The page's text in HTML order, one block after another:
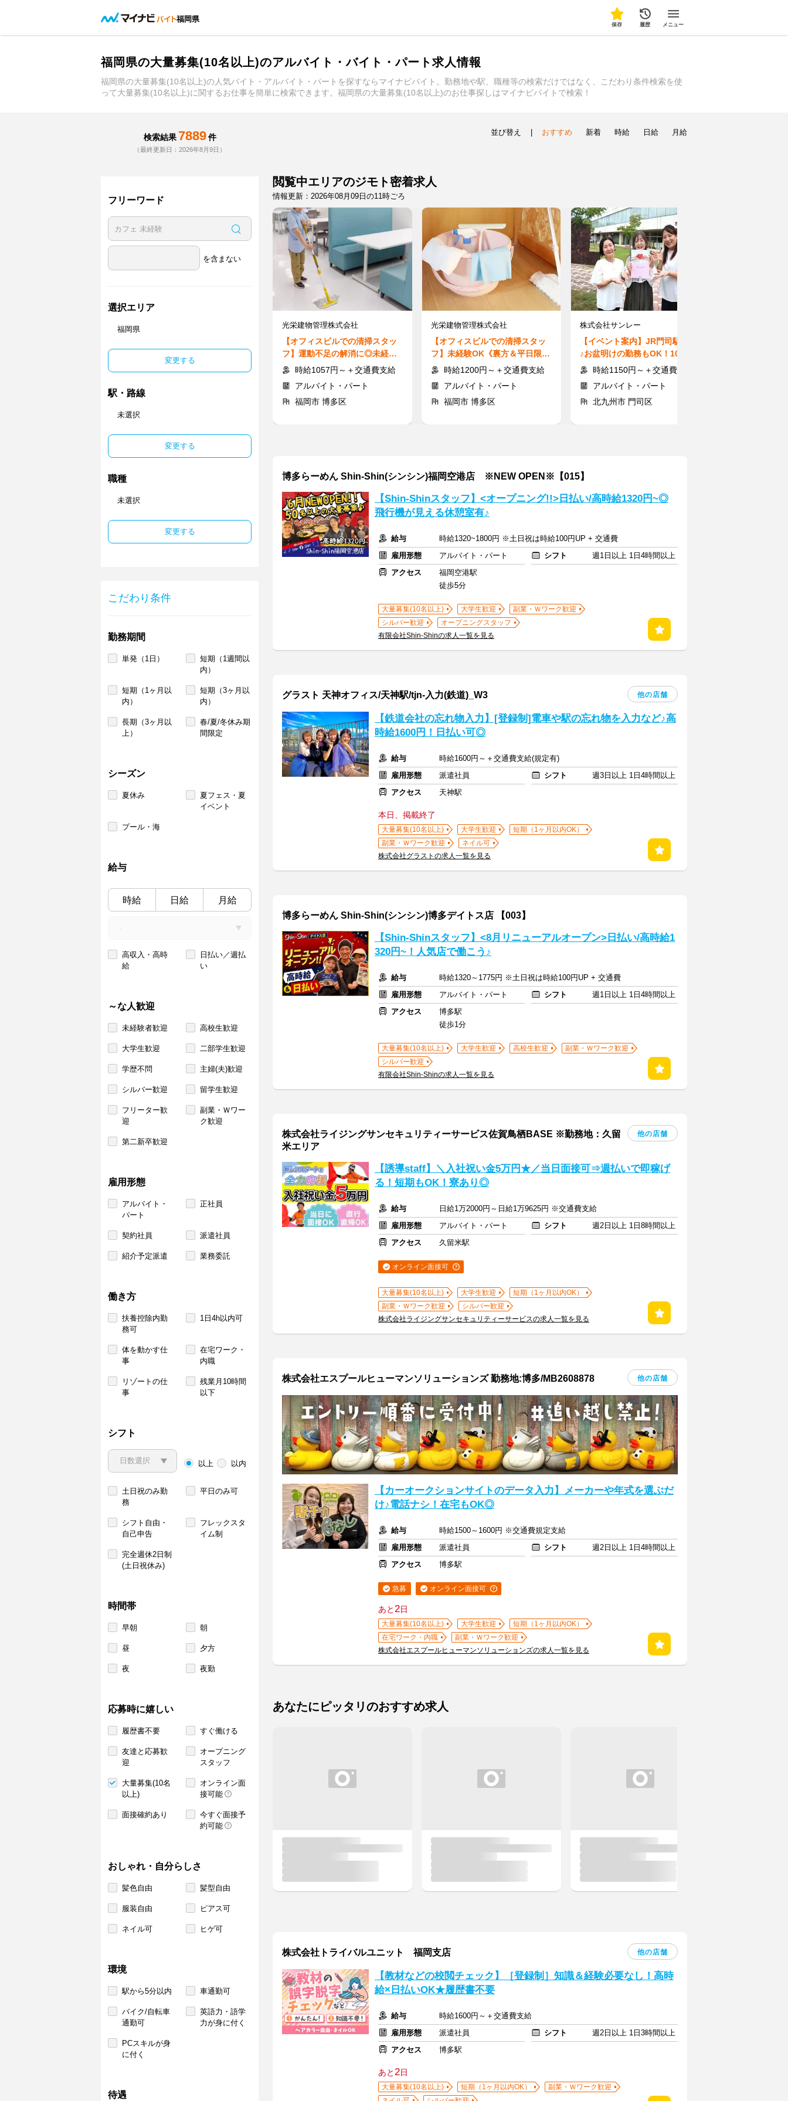
福岡県
保存 履歴 メニュー
福岡県の大量募集(10名以上)のアルバイト・バイト・パート求人情報
福岡県の大量募集(10名以上)の人気バイト・アルバイト・パートを探すならマイナビバイト。勤務地や駅、職種等の検索だけではなく、こだわり条件検索を使
って大量募集(10名以上)に関するお仕事を簡単に検索できます。福岡県の大量募集(10名以上)のお仕事探しはマイナビバイトで検索！
検索結果 7889 件
（最終更新日：2026年8月9日）
フリーワード
を含まない
選択エリア
福岡県
変更する
駅・路線
未選択
変更する
職種
未選択
変更する
こだわり条件
勤務期間
単発（1日）
短期（1週間以
内）
短期（1ヶ月以
内）
短期（3ヶ月以
内）
長期（3ヶ月以
上）
春/夏/冬休み期
間限定
シーズン
夏休み
夏フェス・夏
イベント
プール・海
給与
時給 日給 月給
高収入・高時
給
日払い／週払
い
～な人歓迎
未経験者歓迎 高校生歓迎
大学生歓迎 二部学生歓迎
学歴不問 主婦(夫)歓迎
シルバー歓迎 留学生歓迎
フリーター歓
迎
副業・Ｗワー
ク歓迎
第二新卒歓迎
雇用形態
アルバイト・
パート
正社員
契約社員 派遣社員
紹介予定派遣 業務委託
働き方
扶養控除内勤
務可
1日4h以内可
体を動かす仕
事
在宅ワーク・
内職
リゾートの仕
事
残業月10時間
以下
シフト
以上 以内
土日祝のみ勤
務
平日のみ可
シフト自由・
自己申告
フレックスタ
イム制
完全週休2日制
(土日祝休み)
時間帯
早朝 朝
昼 夕方
夜 夜勤
応募時に嬉しい
履歴書不要 すぐ働ける
友達と応募歓
迎
オープニング
スタッフ
大量募集(10名
以上)
オンライン面
接可能
面接確約あり
今すぐ面接予
約可能
おしゃれ・自分らしさ
髪色自由 髪型自由
服装自由 ピアス可
ネイル可 ヒゲ可
環境
駅から5分以内 車通勤可
バイク/自転車
通勤可
英語力・語学
力が身に付く
PCスキルが身
に付く
待遇
並び替え おすすめ 新着 時給 日給 月給
閲覧中エリアのジモト密着求人
情報更新：2026年08月09日の11時ごろ
光栄建物管理株式会社
【オフィスビルでの清掃スタッ
フ】運動不足の解消に◎未経験
OK＊午前のみ！60代も多数活躍
時給1057円～＋交通費支給
アルバイト・パート
福岡市 博多区
光栄建物管理株式会社
【オフィスビルでの清掃スタッ
フ】未経験OK《裏方＆平日限
定》午後のみ・残業なし◎
時給1200円～＋交通費支給
アルバイト・パート
福岡市 博多区
株式会社サンレー
【イベント案内】JR門司駅近く
♪お盆明けの勤務もOK！10時～1
5時の短時間＆扶養内も◎
時給1150円～＋交通費
アルバイト・パート
北九州市 門司区
博多らーめん Shin-Shin(シンシン)福岡空港店 ※NEW OPEN※【015】
【Shin-Shinスタッフ】<オープニング!!>日払い/高時給1320円~◎
飛行機が見える休憩室有♪
給与
時給1320~1800円 ※土日祝は時給100円UP + 交通費
雇用形態
アルバイト・パート シフト
週1日以上 1日4時間以上
アクセス
福岡空港駅
徒歩5分
大量募集(10名以上) 大学生歓迎
副業・Ｗワーク歓迎
シルバー歓迎
オープニングスタッフ
有限会社Shin-Shinの求人一覧を見る
グラスト 天神オフィス/天神駅/tjn-入力(鉄道)_W3 他の店舗
【鉄道会社の忘れ物入力】[登録制]電車や駅の忘れ物を入力など♪高
時給1600円！日払い可◎
給与
時給1600円～＋交通費支給(規定有)
雇用形態
派遣社員 シフト
週3日以上 1日4時間以上
アクセス
天神駅
本日、掲載終了
大量募集(10名以上) 大学生歓迎
短期（1ヶ月以内OK）
副業・Ｗワーク歓迎
ネイル可
株式会社グラストの求人一覧を見る
博多らーめん Shin-Shin(シンシン)博多デイトス店 【003】
【Shin-Shinスタッフ】<8月リニューアルオープン>日払い/高時給1
320円~！人気店で働こう♪
給与
時給1320～1775円 ※土日祝は時給100円UP + 交通費
雇用形態
アルバイト・パート シフト
週1日以上 1日4時間以上
アクセス
博多駅
徒歩1分
大量募集(10名以上) 大学生歓迎 高校生歓迎
副業・Ｗワーク歓迎
シルバー歓迎
有限会社Shin-Shinの求人一覧を見る
株式会社ライジングサンセキュリティーサービス佐賀鳥栖BASE ※勤務地：久留
米エリア
他の店舗
【誘導staff】＼入社祝い金5万円★／当日面接可⇒週払いで即稼げ
る！短期もOK！寮あり◎
給与
日給1万2000円～日給1万9625円 ※交通費支給
雇用形態
アルバイト・パート シフト
週2日以上 1日8時間以上
アクセス
久留米駅
オンライン面接可
大量募集(10名以上) 大学生歓迎
短期（1ヶ月以内OK）
副業・Ｗワーク歓迎
シルバー歓迎
株式会社ライジングサンセキュリティーサービスの求人一覧を見る
株式会社エスプールヒューマンソリューションズ 勤務地:博多/MB2608878 他の店舗
【カーオークションサイトのデータ入力】メーカーや年式を選ぶだ
け♪電話ナシ！在宅もOK◎
給与
時給1500～1600円 ※交通費規定支給
雇用形態
派遣社員 シフト
週2日以上 1日4時間以上
アクセス
博多駅
急募 オンライン面接可
あと2日
大量募集(10名以上) 大学生歓迎
短期（1ヶ月以内OK）
在宅ワーク・内職
副業・Ｗワーク歓迎
株式会社エスプールヒューマンソリューションズの求人一覧を見る
あなたにピッタリのおすすめ求人
株式会社トライバルユニット 福岡支店 他の店舗
【教材などの校閲チェック】［登録制］知識＆経験必要なし！高時
給×日払いOK★履歴書不要
給与
時給1600円～＋交通費支給
雇用形態
派遣社員 シフト
週2日以上 1日3時間以上
アクセス
博多駅
あと2日
大量募集(10名以上) 短期（1ヶ月以内OK）
副業・Ｗワーク歓迎